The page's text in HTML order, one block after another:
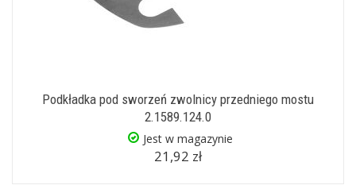
Podkładka pod sworzeń zwolnicy przedniego mostu
2.1589.124.0
Jest w magazynie
21,92 zł